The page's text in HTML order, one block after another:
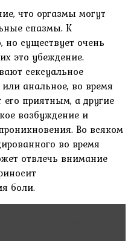
что оргазмы могут
спазмы. К
существует очень
это убеждение.
сексуальное
анальное, во время
приятным, а другие
возбуждение и
Во всяком
во время
отвлечь внимание
боли.